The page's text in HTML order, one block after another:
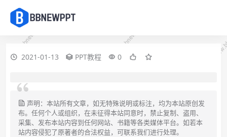
2021-01-13 PPT教程 0
声明：本站所有文章，如无特殊说明或标注，均为本站原创发
布。任何个人或组织，在未征得本站同意时，禁止复制、盗用、
采集、发布本站内容到任何网站、书籍等各类媒体平台。如若本
站内容侵犯了原著者的合法权益，可联系我们进行处理。